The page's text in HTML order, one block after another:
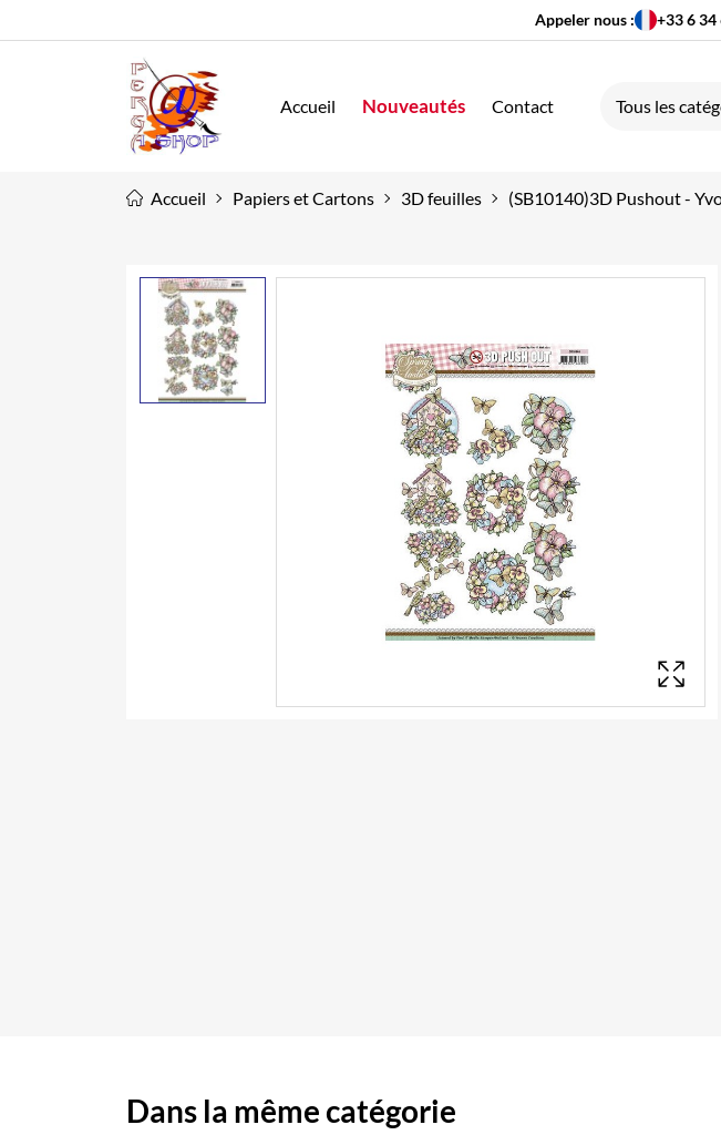
Appeler nous : +33 6 34
Accueil Nouveautés Contact Tous les
Accueil Papiers et Cartons 3D feuilles (SB10140)3D Pushout -
Dans la même catégorie